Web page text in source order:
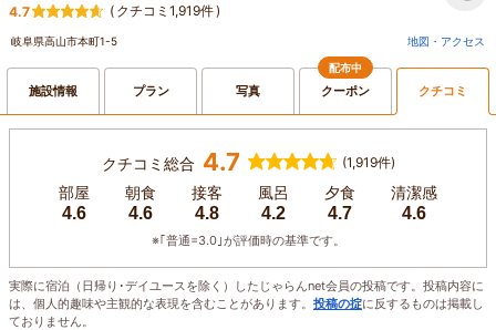
4.7 ( クチコミ1,919件)
岐阜県高山市本町1-5 地図・アクセス
施設情報 プラン 写真
配布中
クーポン クチコミ
クチコミ総合 4.7 (1,919件)
部屋
4.6
朝食
4.6
接客
4.8
風呂
4.2
夕食
4.7
清潔感
4.6
※｢普通=3.0｣が評価時の基準です。
実際に宿泊（日帰り･デイユースを除く）したじゃらんnet会員の投稿です。投稿内容に
は、個人的趣味や主観的な表現を含むことがあります。 投稿の掟に反するものは掲載し
ておりません。